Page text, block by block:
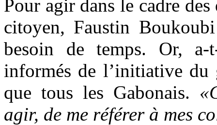
Pour agir dans le cadre
citoyen, Faustin
besoin de temps. Or,
informés de l’initiative du
que tous les Gabonais.
agir, de me référer à mes